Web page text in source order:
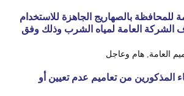
للمحافظة بالصهاريج الجاهزة للاستخدام
العامة لمياه الشرب وذلك وفق
العامة, هام وعاجل
من تعاميم عدم تعيين أو